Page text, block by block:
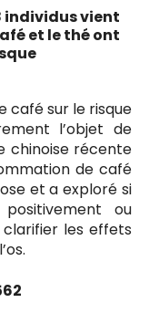
individus vient
et le thé ont
café sur le risque
l’objet de
chinoise récente
de café
et a exploré si
ou
les effets